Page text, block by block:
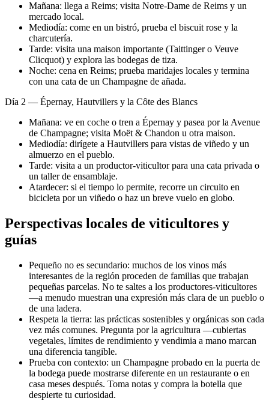
Mañana: llega a Reims; visita Notre-Dame de Reims y un
mercado local.
Mediodía: come en un bistró, prueba el biscuit rose y la
charcutería.
Tarde: visita una maison importante (Taittinger o Veuve
Clicquot) y explora las bodegas de tiza.
Noche: cena en Reims; prueba maridajes locales y termina
con una cata de un Champagne de añada.
Día 2 — Épernay, Hautvillers y la Côte des Blancs
Mañana: ve en coche o tren a Épernay y pasea por la Avenue
de Champagne; visita Moët & Chandon u otra maison.
Mediodía: dirígete a Hautvillers para vistas de viñedo y un
almuerzo en el pueblo.
Tarde: visita a un productor-viticultor para una cata privada o
un taller de ensamblaje.
Atardecer: si el tiempo lo permite, recorre un circuito en
bicicleta por un viñedo o haz un breve vuelo en globo.
Perspectivas locales de viticultores y
guías
Pequeño no es secundario: muchos de los vinos más
interesantes de la región proceden de familias que trabajan
pequeñas parcelas. No te saltes a los productores-viticultores
—a menudo muestran una expresión más clara de un pueblo o
de una ladera.
Respeta la tierra: las prácticas sostenibles y orgánicas son cada
vez más comunes. Pregunta por la agricultura —cubiertas
vegetales, límites de rendimiento y vendimia a mano marcan
una diferencia tangible.
Prueba con contexto: un Champagne probado en la puerta de
la bodega puede mostrarse diferente en un restaurante o en
casa meses después. Toma notas y compra la botella que
despierte tu curiosidad.